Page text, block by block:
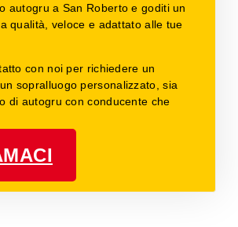
autogru a San Roberto e goditi un
qualità, veloce e adattato alle tue
con noi per richiedere un
sopralluogo personalizzato, sia
di autogru con conducente che